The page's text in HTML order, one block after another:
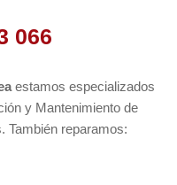
066
estamos especializados
y Mantenimiento de
También reparamos: